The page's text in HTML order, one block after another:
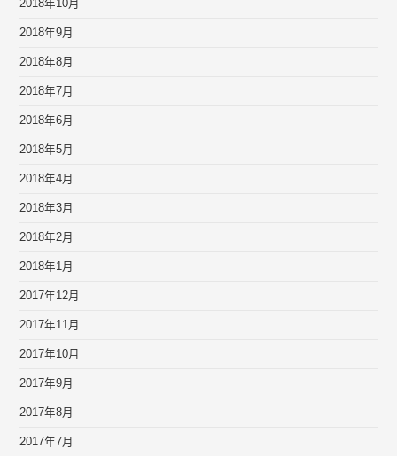
2018年10月
2018年9月
2018年8月
2018年7月
2018年6月
2018年5月
2018年4月
2018年3月
2018年2月
2018年1月
2017年12月
2017年11月
2017年10月
2017年9月
2017年8月
2017年7月